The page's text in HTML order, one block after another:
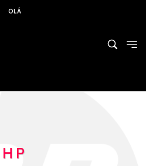
OLÁ
HP